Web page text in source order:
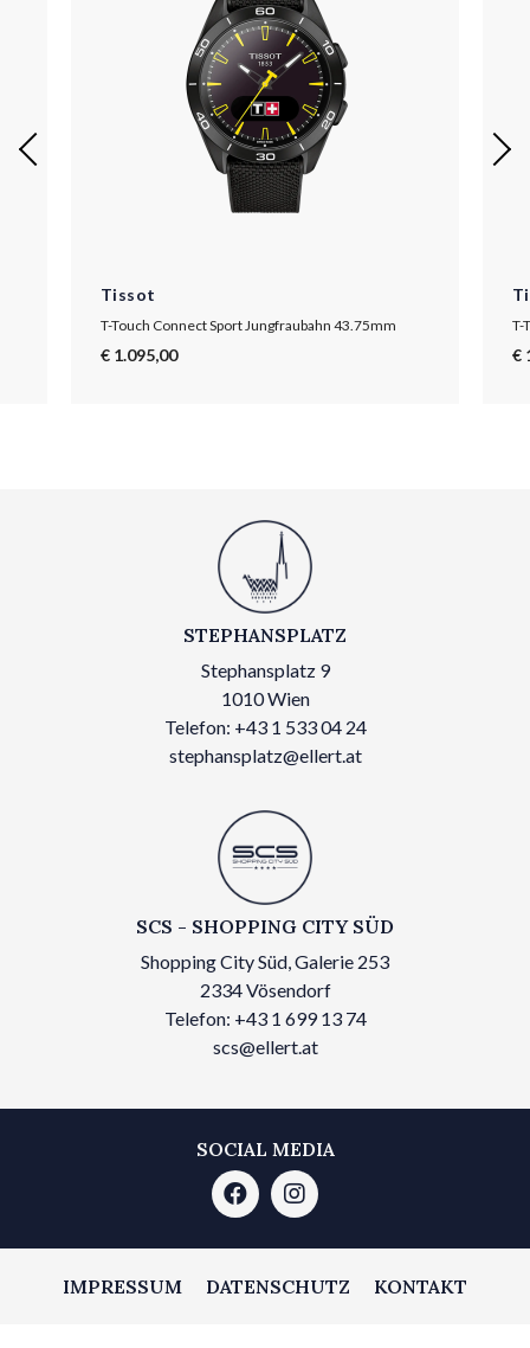
Tissot
T-Touch Connect Sport Jungfraubahn 43.75mm
€ 1.095,00
T-
€
STEPHANSPLATZ
Stephansplatz 9
1010 Wien
Telefon: +43 1 533 04 24
stephansplatz@ellert.at
SCS - SHOPPING CITY SÜD
Shopping City Süd, Galerie 253
2334 Vösendorf
Telefon: +43 1 699 13 74
scs@ellert.at
SOCIAL MEDIA
IMPRESSUM DATENSCHUTZ KONTAKT